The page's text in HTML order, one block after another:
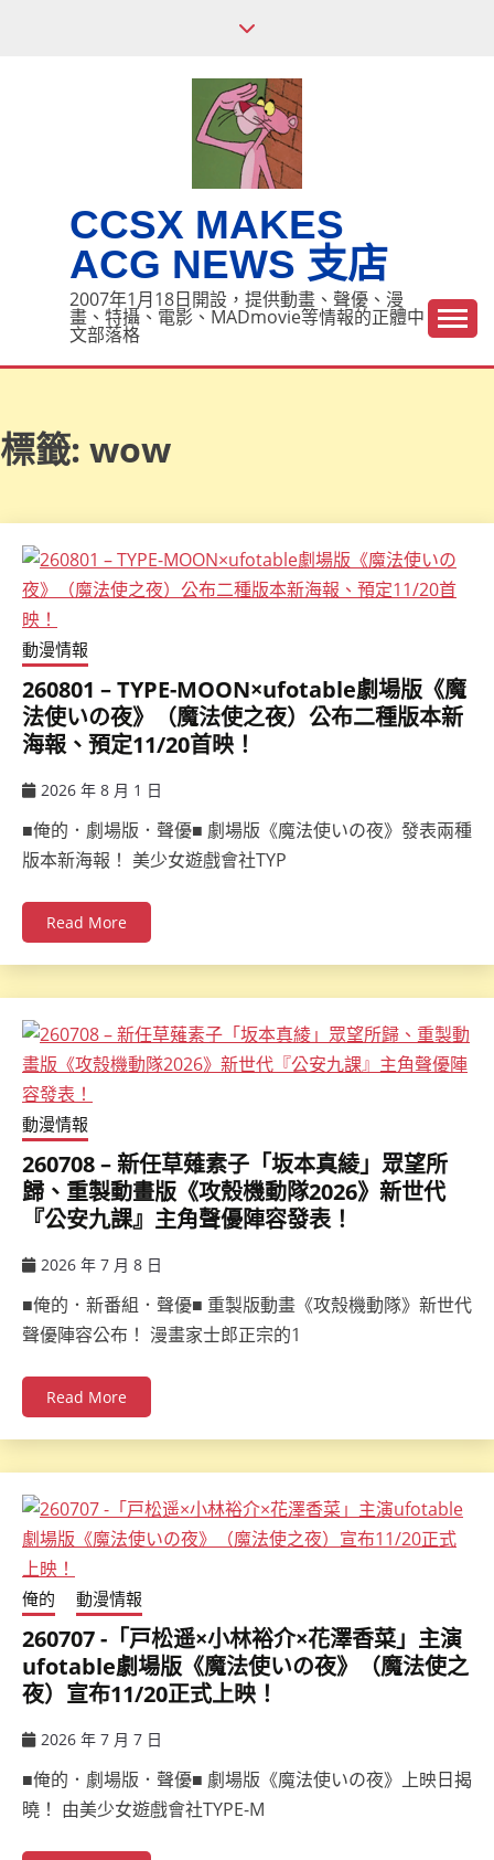
CCSX MAKES
ACG NEWS 支店
2007年1月18日開設，提供動畫、聲優、漫
畫、特攝、電影、MADmovie等情報的正體中
文部落格
標籤: wow
動漫情報
260801 – TYPE-MOON×ufotable劇場版《魔
法使いの夜》（魔法使之夜）公布二種版本新
海報、預定11/20首映！
2026 年 8 月 1 日
■俺的．劇場版．聲優■ 劇場版《魔法使いの夜》發表兩種
版本新海報！ 美少女遊戲會社TYP
Read More
動漫情報
260708 – 新任草薙素子「坂本真綾」眾望所
歸、重製動畫版《攻殼機動隊2026》新世代
『公安九課』主角聲優陣容發表！
2026 年 7 月 8 日
■俺的．新番組．聲優■ 重製版動畫《攻殼機動隊》新世代
聲優陣容公布！ 漫畫家士郎正宗的1
Read More
俺的 動漫情報
260707 -「戸松遥×小林裕介×花澤香菜」主演
ufotable劇場版《魔法使いの夜》（魔法使之
夜）宣布11/20正式上映！
2026 年 7 月 7 日
■俺的．劇場版．聲優■ 劇場版《魔法使いの夜》上映日揭
曉！ 由美少女遊戲會社TYPE-M